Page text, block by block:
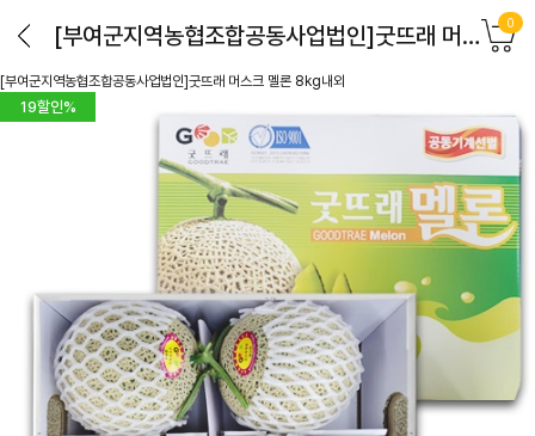
[부여군지역농협조합공동사업법인]굿뜨래 머스크 멜론 8kg내외 0
[부여군지역농협조합공동사업법인]굿뜨래 머스크 멜론 8kg내외
19할인%